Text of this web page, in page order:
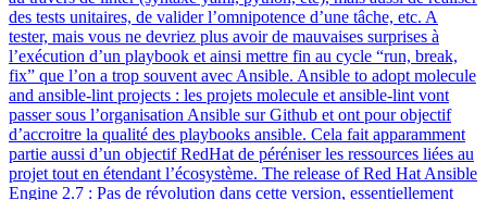
des tests unitaires, de valider l’omnipotence d’une tâche, etc. A
tester, mais vous ne devriez plus avoir de mauvaises surprises à
l’exécution d’un playbook et ainsi mettre fin au cycle “run, break,
fix” que l’on a trop souvent avec Ansible. Ansible to adopt molecule
and ansible-lint projects : les projets molecule et ansible-lint vont
passer sous l’organisation Ansible sur Github et ont pour objectif
d’accroitre la qualité des playbooks ansible. Cela fait apparamment
partie aussi d’un objectif RedHat de péréniser les ressources liées au
projet tout en étendant l’écosystème. The release of Red Hat Ansible
Engine 2.7 : Pas de révolution dans cette version, essentiellement